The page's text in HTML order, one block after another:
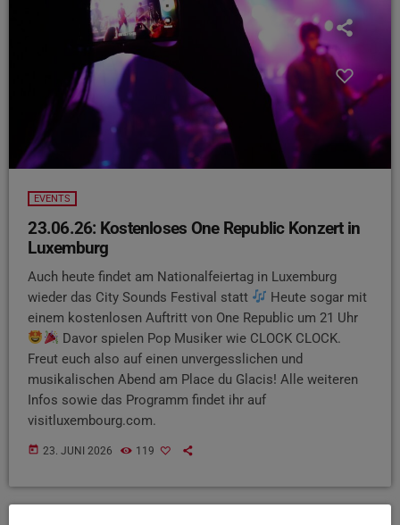
EVENTS
23.06.26: Kostenloses One Republic Konzert in
Luxemburg
Auch heute findet am Nationalfeiertag in Luxemburg
wieder das City Sounds Festival statt
Heute sogar mit
einem kostenlosen Auftritt von One Republic um 21 Uhr
Davor spielen Pop Musiker wie CLOCK CLOCK.
Freut euch also auf einen unvergesslichen und
musikalischen Abend am Place du Glacis! Alle weiteren
Infos sowie das Programm findet ihr auf
visitluxembourg.com.
today 23. JUNI 2026 119